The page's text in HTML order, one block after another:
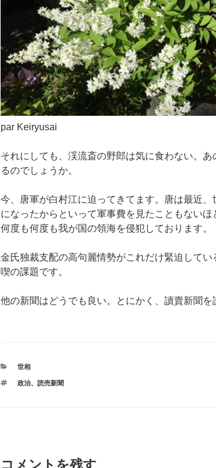
par Keiryusai
それにしても、渓流斎の野郎は気に食わない。
るのでしょうか。
今、唐軍が白村江に迫ってきてます。唐は最近、
になったからといって軍事費を見たこともないほ
何度も何度も我が国の領海を侵犯しております。
金氏独裁支配の高句麗情勢がこれだけ緊迫してい
喫の課題です。
他の新聞はどうでも良い。とにかく、讀賣新聞を
カ
ゴ
世相
タ
政治、 読売新聞
コメントを残す